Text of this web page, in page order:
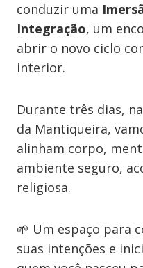
conduzir uma
Integração, um
abrir o novo ciclo
interior.
Durante três dias,
da Mantiqueira,
alinham corpo,
ambiente seguro,
religiosa.
🌱 Um espaço para
suas intenções e